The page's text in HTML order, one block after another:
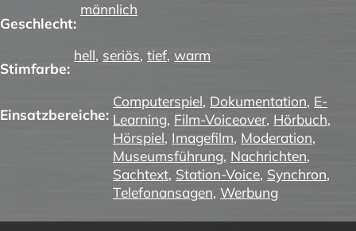
Geschlecht:
männlich
Stimfarbe:
hell, seriös, tief, warm
Einsatzbereiche:
Computerspiel, Dokumentation, E-
Learning, Film-Voiceover, Hörbuch,
Hörspiel, Imagefilm, Moderation,
Museumsführung, Nachrichten,
Sachtext, Station-Voice, Synchron,
Telefonansagen, Werbung